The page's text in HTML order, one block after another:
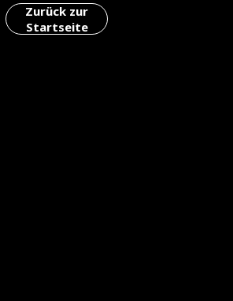
Zurück zur
Startseite